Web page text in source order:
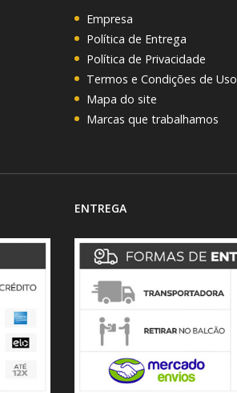
Empresa
Política de Entrega
Política de Privacidade
Termos e Condições de Uso
Mapa do site
Marcas que trabalhamos
ENTREGA